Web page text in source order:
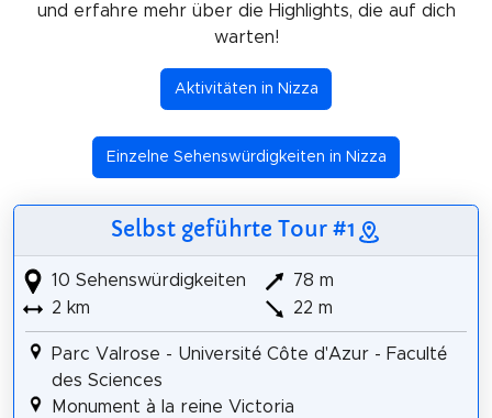
und erfahre mehr über die Highlights, die auf dich
warten!
Aktivitäten in Nizza
Einzelne Sehenswürdigkeiten in Nizza
Selbst geführte Tour #1
10 Sehenswürdigkeiten
2 km
78 m
22 m
Parc Valrose - Université Côte d'Azur - Faculté
des Sciences
Monument à la reine Victoria